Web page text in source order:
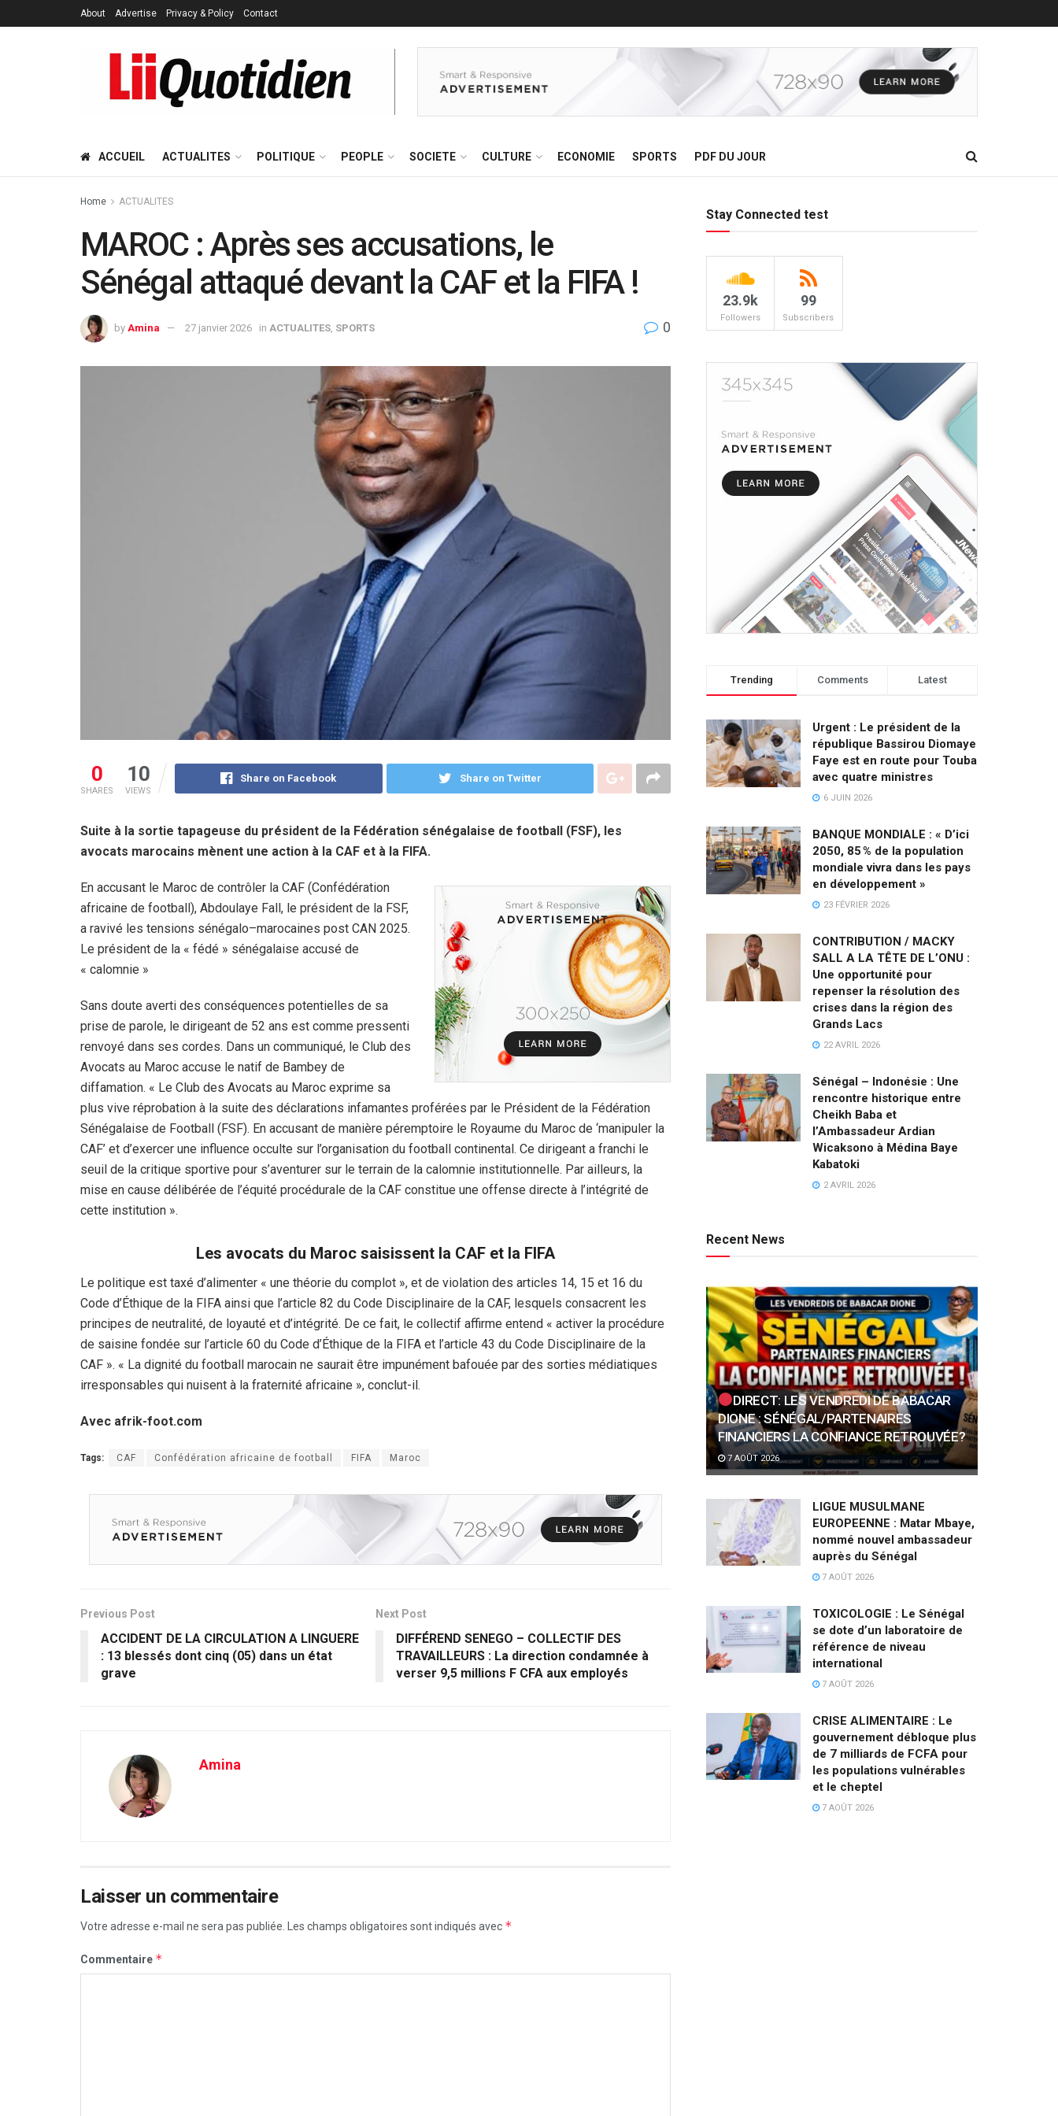
About Advertise Privacy & Policy Contact
ACCUEIL ACTUALITES POLITIQUE PEOPLE SOCIETE CULTURE ECONOMIE SPORTS PDF DU JOUR
Home ACTUALITES
MAROC : Après ses accusations, le
Sénégal attaqué devant la CAF et la FIFA !
by Amina 27 janvier 2026 in ACTUALITES SPORTS 0
0
SHARES
10
VIEWS
Share on Facebook Share on Twitter
Suite à la sortie tapageuse du président de la Fédération sénégalaise de football (FSF), les
avocats marocains mènent une action à la CAF et à la FIFA.
En accusant le Maroc de contrôler la CAF (Confédération
africaine de football), Abdoulaye Fall, le président de la FSF,
a ravivé les tensions sénégalo–marocaines post CAN 2025.
Le président de la « fédé » sénégalaise accusé de
« calomnie »
Sans doute averti des conséquences potentielles de sa
prise de parole, le dirigeant de 52 ans est comme pressenti
renvoyé dans ses cordes. Dans un communiqué, le Club des
Avocats au Maroc accuse le natif de Bambey de
diffamation. « Le Club des Avocats au Maroc exprime sa
plus vive réprobation à la suite des déclarations infamantes proférées par le Président de la Fédération
Sénégalaise de Football (FSF). En accusant de manière péremptoire le Royaume du Maroc de ‘manipuler la
CAF’ et d’exercer une influence occulte sur l’organisation du football continental. Ce dirigeant a franchi le
seuil de la critique sportive pour s’aventurer sur le terrain de la calomnie institutionnelle. Par ailleurs, la
mise en cause délibérée de l’équité procédurale de la CAF constitue une offense directe à l’intégrité de
cette institution ».
Les avocats du Maroc saisissent la CAF et la FIFA
Le politique est taxé d’alimenter « une théorie du complot », et de violation des articles 14, 15 et 16 du
Code d’Éthique de la FIFA ainsi que l’article 82 du Code Disciplinaire de la CAF, lesquels consacrent les
principes de neutralité, de loyauté et d’intégrité. De ce fait, le collectif affirme entend « activer la procédure
de saisine fondée sur l’article 60 du Code d’Éthique de la FIFA et l’article 43 du Code Disciplinaire de la
CAF ». « La dignité du football marocain ne saurait être impunément bafouée par des sorties médiatiques
irresponsables qui nuisent à la fraternité africaine », conclut-il.
Avec afrik-foot.com
Tags: CAF Confédération africaine de football FIFA Maroc
Previous Post
ACCIDENT DE LA CIRCULATION A ​LINGUERE
: 13 blessés dont cinq (05) dans un état
grave
Next Post
DIFFÉREND SENEGO – COLLECTIF DES
TRAVAILLEURS : La direction condamnée à
verser 9,5 millions F CFA aux employés
Amina
Laisser un commentaire
Votre adresse e-mail ne sera pas publiée. Les champs obligatoires sont indiqués avec *
Commentaire *
Stay Connected test
23.9k
Followers
99
Subscribers
Trending Comments Latest
Urgent : Le président de la
république Bassirou Diomaye
Faye est en route pour Touba
avec quatre ministres
6 JUIN 2026
BANQUE MONDIALE : « D’ici
2050, 85 % de la population
mondiale vivra dans les pays
en développement »
23 FÉVRIER 2026
CONTRIBUTION / MACKY
SALL A LA TÊTE DE L’ONU :
Une opportunité pour
repenser la résolution des
crises dans la région des
Grands Lacs
22 AVRIL 2026
Sénégal – Indonésie : Une
rencontre historique entre
Cheikh Baba et
l’Ambassadeur Ardian
Wicaksono à Médina Baye
Kabatoki
2 AVRIL 2026
Recent News
DIRECT: LES VENDREDI DE BABACAR
DIONE : SÉNÉGAL/PARTENAIRES
FINANCIERS LA CONFIANCE RETROUVÉE?
7 AOÛT 2026
LIGUE MUSULMANE
EUROPEENNE : Matar Mbaye,
nommé nouvel ambassadeur
auprès du Sénégal
7 AOÛT 2026
TOXICOLOGIE : Le Sénégal
se dote d’un laboratoire de
référence de niveau
international
7 AOÛT 2026
CRISE ALIMENTAIRE : Le
gouvernement débloque plus
de 7 milliards de FCFA pour
les populations vulnérables
et le cheptel
7 AOÛT 2026